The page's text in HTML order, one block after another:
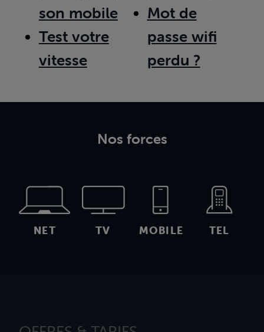
son mobile
Test votre
vitesse
Mot de
passe wifi
perdu ?
Nos forces
NET TV MOBILE TEL